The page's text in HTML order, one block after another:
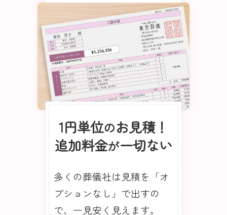
1円単位のお見積！
追加料金が一切ない
多くの葬儀社は見積を「オ
プションなし」で出すの
で、一見安く見えます。